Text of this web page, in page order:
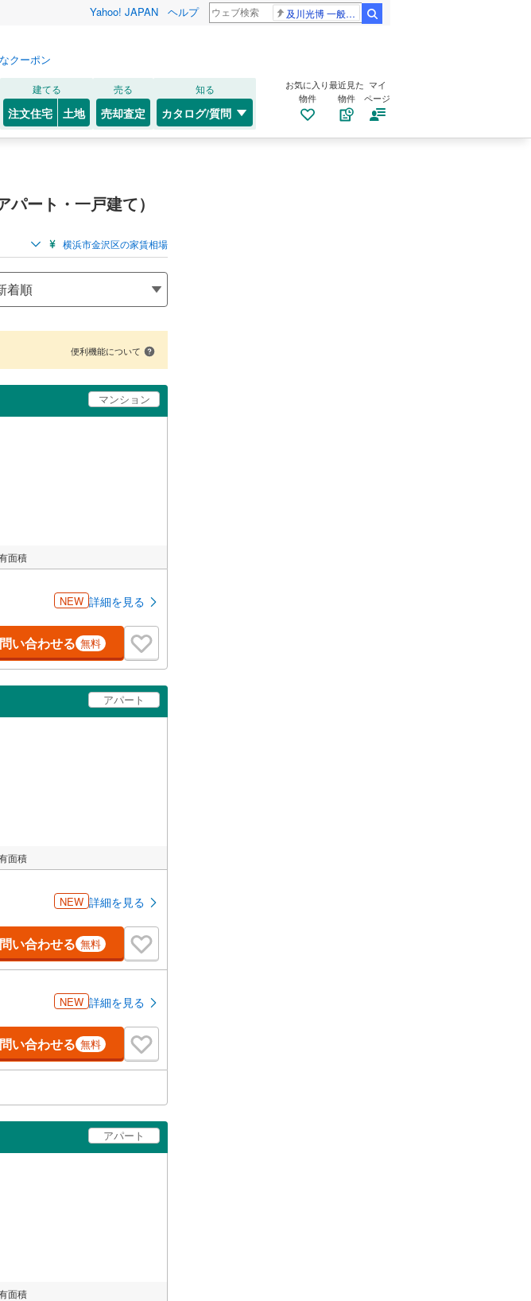
Yahoo! JAPAN ヘルプ 及川光博 一般女性
クーポン
建てる
注文住宅 土地
売る
売却査定
知る
カタログ/質問
お気に入り
物件
最近見た
物件
マイ
ページ
パート・一戸建て）
横浜市金沢区の家賃相場
便利機能について
マンション
面積
NEW 詳細を見る
い合わせる 無料
アパート
面積
NEW 詳細を見る
い合わせる 無料
NEW 詳細を見る
い合わせる 無料
アパート
面積